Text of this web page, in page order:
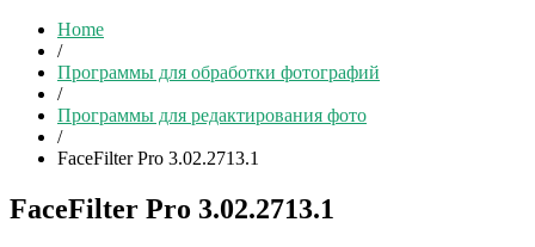
Home
/
Программы для обработки фотографий
/
Программы для редактирования фото
/
FaceFilter Pro 3.02.2713.1
FaceFilter Pro 3.02.2713.1